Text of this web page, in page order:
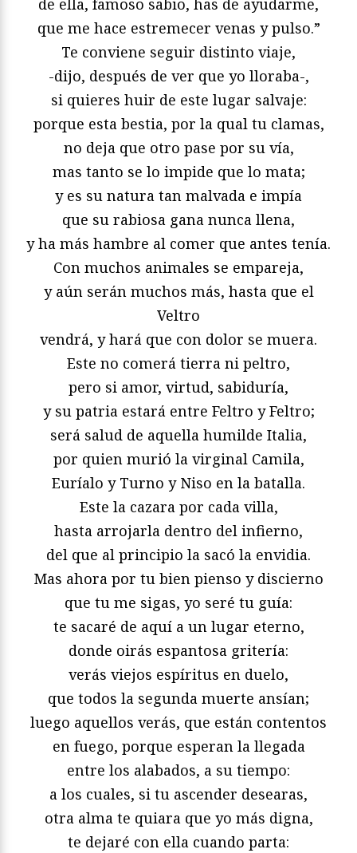
de ella, famoso sabio, has de ayudarme,
que me hace estremecer venas y pulso.”
Te conviene seguir distinto viaje,
-dijo, después de ver que yo lloraba-,
si quieres huir de este lugar salvaje:
porque esta bestia, por la qual tu clamas,
no deja que otro pase por su vía,
mas tanto se lo impide que lo mata;
y es su natura tan malvada e impía
que su rabiosa gana nunca llena,
y ha más hambre al comer que antes tenía.
Con muchos animales se empareja,
y aún serán muchos más, hasta que el
Veltro
vendrá, y hará que con dolor se muera.
Este no comerá tierra ni peltro,
pero si amor, virtud, sabiduría,
y su patria estará entre Feltro y Feltro;
será salud de aquella humilde Italia,
por quien murió la virginal Camila,
Euríalo y Turno y Niso en la batalla.
Este la cazara por cada villa,
hasta arrojarla dentro del infierno,
del que al principio la sacó la envidia.
Mas ahora por tu bien pienso y discierno
que tu me sigas, yo seré tu guía:
te sacaré de aquí a un lugar eterno,
donde oirás espantosa gritería:
verás viejos espíritus en duelo,
que todos la segunda muerte ansían;
luego aquellos verás, que están contentos
en fuego, porque esperan la llegada
entre los alabados, a su tiempo:
a los cuales, si tu ascender desearas,
otra alma te quiara que yo más digna,
te dejaré con ella cuando parta: